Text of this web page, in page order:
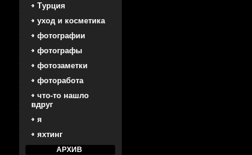
Турция
уход и косметика
фотографии
фотографы
фотозаметки
фоторабота
что-то нашло
вдруг
я
яхтинг
АРХИВ